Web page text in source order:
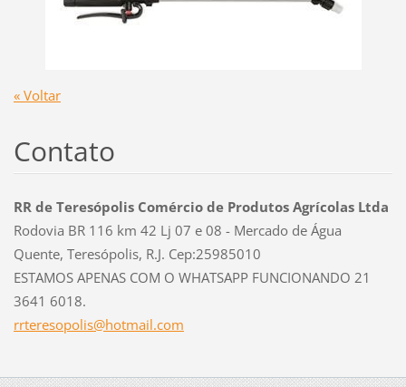
« Voltar
Contato
RR de Teresópolis Comércio de Produtos Agrícolas Ltda
Rodovia BR 116 km 42 Lj 07 e 08 - Mercado de Água
Quente, Teresópolis, R.J. Cep:25985010
ESTAMOS APENAS COM O WHATSAPP FUNCIONANDO 21
3641 6018.
rrteresopolis@hotmail.com